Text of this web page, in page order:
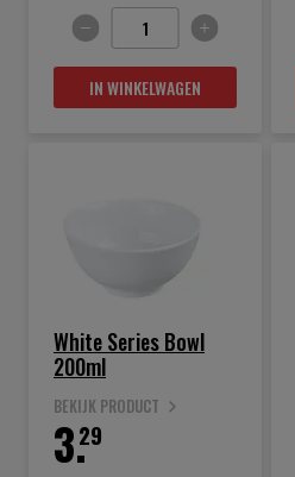
IN WINKELWAGEN
White Series Bowl
200ml
BEKIJK PRODUCT
29
3.